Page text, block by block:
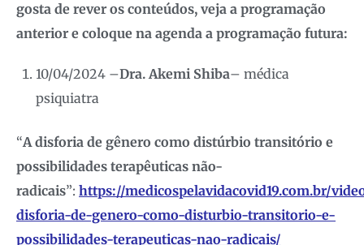
gosta de rever os conteúdos, veja a programação
anterior e coloque na agenda a programação futura:
10/04/2024 –Dra. Akemi Shiba– médica
psiquiatra
“A disforia de gênero como distúrbio transitório e
possibilidades terapêuticas não-
radicais”: https://medicospelavidacovid19.com.br/
disforia-de-genero-como-disturbio-transitorio-e-
possibilidades-terapeuticas-nao-radicais/